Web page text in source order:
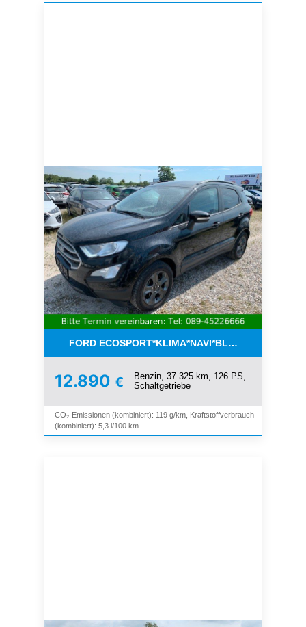
FORD
12.890 €
Benzin, 37.325 km, 126 PS,
Schaltgetriebe
CO₂-Emissionen (kombiniert): 119 g/km, Kraftstoffverbrauch
(kombiniert): 5,3 l/100 km